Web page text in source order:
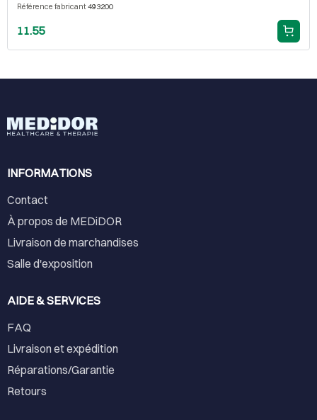
Référence fabricant 493200
11.55
INFORMATIONS
Contact
À propos de MEDiDOR
Livraison de marchandises
Salle d'exposition
AIDE & SERVICES
FAQ
Livraison et expédition
Réparations/Garantie
Retours